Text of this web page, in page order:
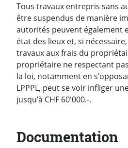
Tous travaux entrepris sans
être suspendus de manière
autorités peuvent également
état des lieux et, si
travaux aux frais du
propriétaire ne respectant
la loi, notamment en
LPPPL, peut se voir infliger
jusqu’à CHF 60'000.-.
Documentation